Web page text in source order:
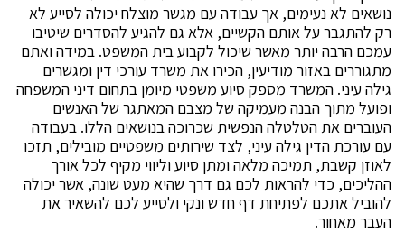
נושאים לא נעימים, אך עבודה עם מגשר מוצלח יכולה לסייע לא
רק להתגבר על אותם הקשיים, אלא גם להגיע להסדרים שיטיבו
עמכם הרבה יותר מאשר שיכול לקבוע בית המשפט. במידה ואתם
מתגוררים באזור מודיעין, הכירו את משרד עורכי דין ומגשרים
גילה עיני. המשרד מספק סיוע משפטי מיומן בתחום דיני המשפחה
ופועל מתוך הבנה מעמיקה של מצבם המאתגר של האנשים
העוברים את הטלטלה הנפשית שכרוכה בנושאים הללו. בעבודה
עם עורכת הדין גילה עיני, לצד שירותים משפטיים מובילים, תזכו
לאוזן קשבת, תמיכה מלאה ומתן סיוע וליווי מקיף לכל אורך
ההליכים, כדי להראות לכם גם דרך שהיא מעט שונה, אשר יכולה
להוביל אתכם לפתיחת דף חדש ונקי ולסייע לכם להשאיר את
העבר מאחור.